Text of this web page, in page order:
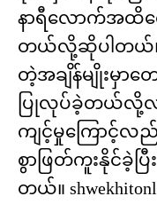
နာရီလောက်အထိ
တယ်လို့ဆိုပါတယ်။
တဲ့အချိန်မျိုးမှာတ
ပြုလုပ်ခဲ့တယ်လို့
ကျင့်မှုကြောင့်လ
စွာဖြတ်ကူးနိုင်ခဲ့ပြီ
တယ်။